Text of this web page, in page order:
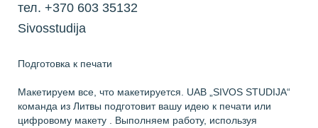
тел. +370 603 35132
Sivosstudija
Подготовка к печати
Макетируем все, что макетируется. UAB „SIVOS STUDIJA“
команда из Литвы подготовит вашу идею к печати или
цифровому макету . Выполняем работу, используя